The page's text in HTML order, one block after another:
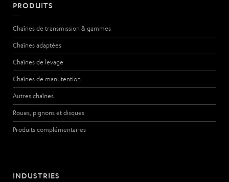
PRODUITS
Chaînes de transmission & gammes
Chaînes adaptées
Chaînes de levage
Chaînes de manutention
Autres chaînes
Roues, pignons et disques
Produits complémentaires
INDUSTRIES